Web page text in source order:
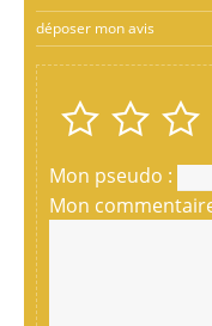
déposer mon avis
Mon pseudo :
Mon